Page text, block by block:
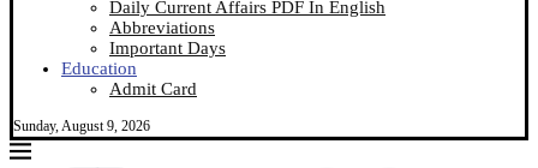
Daily Current Affairs PDF In English
Abbreviations
Important Days
Education
Admit Card
Sunday, August 9, 2026